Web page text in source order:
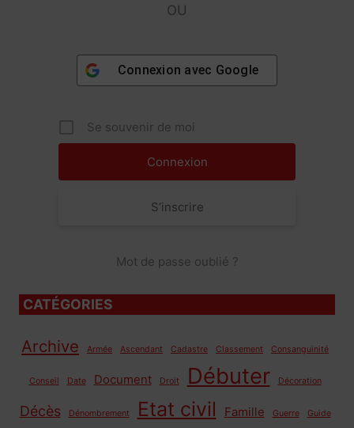
OU
Connexion avec Google
Se souvenir de moi
S’inscrire
Mot de passe oublié ?
CATÉGORIES
Archive Armée Ascendant Cadastre Classement Consanguinité
Conseil Date Document Droit Débuter Décoration
Décès Dénombrement Etat civil Famille Guerre Guide